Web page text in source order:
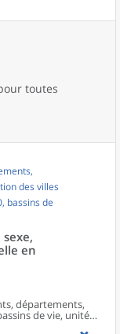
toutes
des villes
bassins de
en
départements,
de vie, unités
hors Mayotte.